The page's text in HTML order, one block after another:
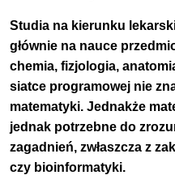
Studia na kierunku
głównie na nauce
chemia, fizjologia,
siatce programowej nie
matematyki. Jednakże
jednak potrzebne do
zagadnień, zwłaszcza z
czy bioinformatyki.